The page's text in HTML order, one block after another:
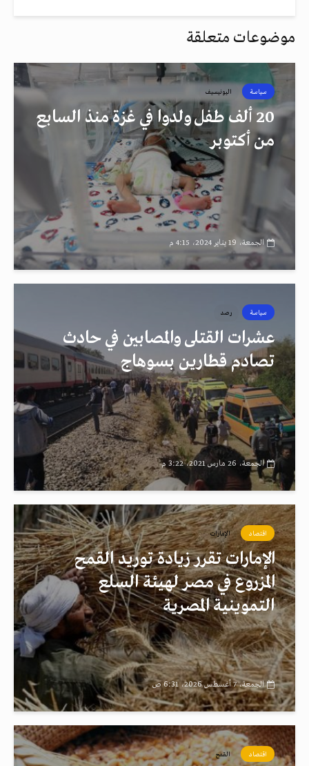
موضوعات متعلقة
سياسة اليونيسيف
20 ألف طفل ولدوا في غزة منذ السابع
من أكتوبر
الجمعة، 19 يناير 2024، 4:15 م
سياسة رصد
عشرات القتلى والمصابين في حادث
تصادم قطارين بسوهاج
الجمعة، 26 مارس 2021، 3:22 م
اقتصاد الإمارات
الإمارات تقرر زيادة توريد القمح
المزروع في مصر لهيئة السلع
التموينية المصرية
الجمعة، 7 أغسطس 2026، 6:31 ص
اقتصاد القمح